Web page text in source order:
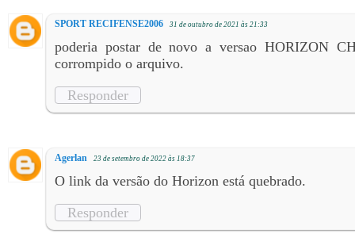
SPORT RECIFENSE2006 31 de outubro de 2021 às 21:33
poderia postar de novo a versao HORIZON
corrompido o arquivo.
Responder
Agerlan 23 de setembro de 2022 às 18:37
O link da versão do Horizon está quebrado.
Responder